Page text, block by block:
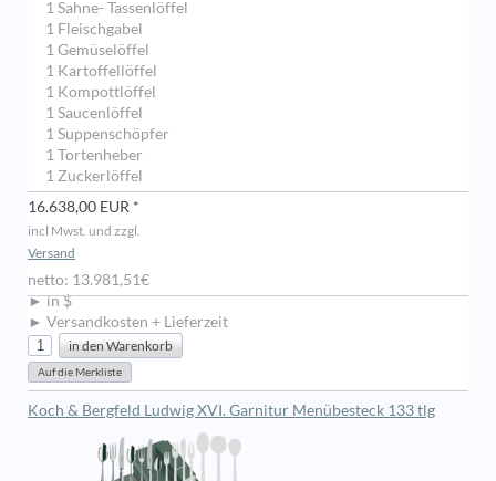
1 Sahne- Tassenlöffel
1 Fleischgabel
1 Gemüselöffel
1 Kartoffellöffel
1 Kompottlöffel
1 Saucenlöffel
1 Suppenschöpfer
1 Tortenheber
1 Zuckerlöffel
16.638,00 EUR *
incl Mwst. und zzgl.
Versand
netto: 13.981,51€
► in $
► Versandkosten + Lieferzeit
Koch & Bergfeld Ludwig XVI. Garnitur Menübesteck 133 tlg